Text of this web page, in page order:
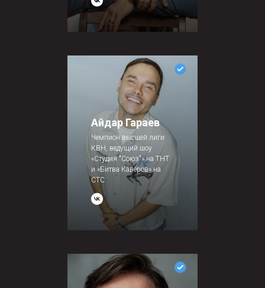
Айдар Гараев
Чемпион высшей лиги
КВН, ведущий шоу
«Студия "Союз"» на ТНТ
и «Битва Каверов» на
СТС